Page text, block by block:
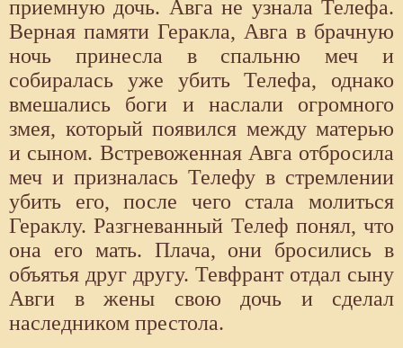
приемную дочь. Авга не узнала Телефа.
Верная памяти Геракла, Авга в брачную
ночь принесла в спальню меч и
собиралась уже убить Телефа, однако
вмешались боги и наслали огромного
змея, который появился между матерью
и сыном. Встревоженная Авга отбросила
меч и призналась Телефу в стремлении
убить его, после чего стала молиться
Гераклу. Разгневанный Телеф понял, что
она его мать. Плача, они бросились в
объятья друг другу. Тевфрант отдал сыну
Авги в жены свою дочь и сделал
наследником престола.